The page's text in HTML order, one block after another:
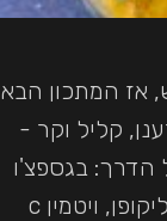
אז המתכון הבא
קליל וקר -
הדרך: בגספצ'ו
יש נוגדי חמצון מהעגבניות שבהן יש ליקופן, ויטמין c